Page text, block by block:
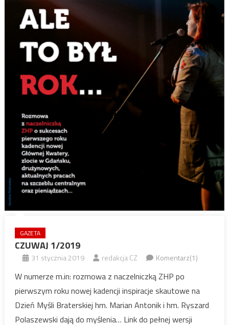
GAZETA
CZUWAJ 1/2019
31 stycznia 2019 redakcja CZ Komentarz(1)
W numerze m.in: rozmowa z naczelniczką ZHP po
pierwszym roku nowej kadencji inspiracje skautowe na
Dzień Myśli Braterskiej hm. Marian Antonik i hm. Ryszard
Polaszewski dają do myślenia… Link do pełnej wersji